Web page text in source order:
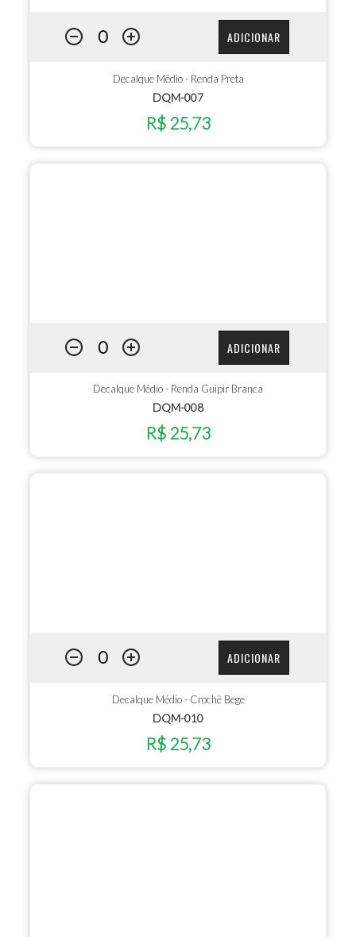
ADICIONAR
Decalque Médio - Renda Preta
DQM-007
R$ 25,73
ADICIONAR
Decalque Médio - Renda Guipir Branca
DQM-008
R$ 25,73
ADICIONAR
Decalque Médio - Crochê Bege
DQM-010
R$ 25,73